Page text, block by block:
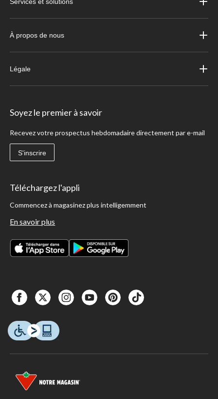
À propos de nous
Légale
Soyez le premier à savoir
Recevez votre prospectus hebdomadaire directement par e-mail
S'inscrire
Téléchargez l'appli
Commencez à magasinez plus intelligemment
En savoir plus